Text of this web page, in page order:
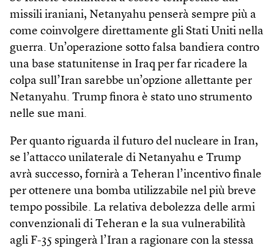
missili iraniani, Netanyahu penserà sempre più a
come coinvolgere direttamente gli Stati Uniti nella
guerra. Un’operazione sotto falsa bandiera contro
una base statunitense in Iraq per far ricadere la
colpa sull’Iran sarebbe un’opzione allettante per
Netanyahu. Trump finora è stato uno strumento
nelle sue mani.
Per quanto riguarda il futuro del nucleare in Iran,
se l’attacco unilaterale di Netanyahu e Trump
avrà successo, fornirà a Teheran l’incentivo finale
per ottenere una bomba utilizzabile nel più breve
tempo possibile. La relativa debolezza delle armi
convenzionali di Teheran e la sua vulnerabilità
agli F-35 spingerà l’Iran a ragionare con la stessa